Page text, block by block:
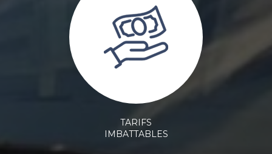
TARIFS
IMBATTABLES